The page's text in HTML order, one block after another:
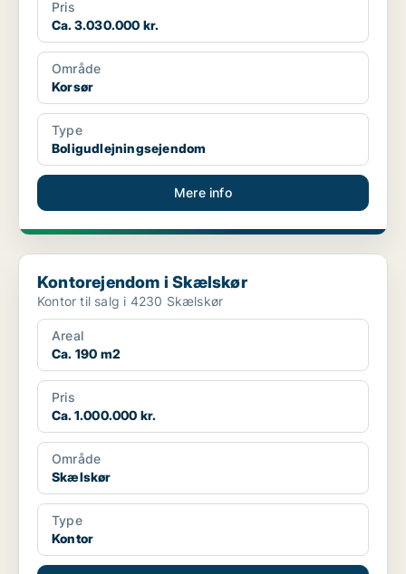
Pris
Ca. 3.030.000 kr.
Område
Korsør
Type
Boligudlejningsejendom
Mere info
Kontorejendom i Skælskør
Kontorejendom i Skælskør
Kontor til salg i 4230 Skælskør
Areal
Ca. 190 m2
Pris
Ca. 1.000.000 kr.
Område
Skælskør
Type
Kontor